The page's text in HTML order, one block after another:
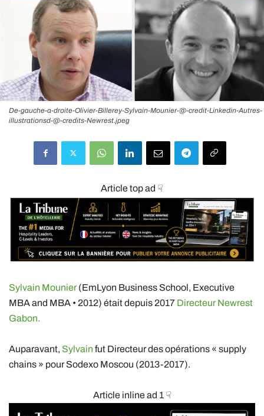
De-gauche-a-droite-Olivier-Billerey-Sylvain-Mounier-@-credit-Linkedin-Autres-
illustrationsd-@-credits-Newrest.jpeg
Article top ad ☟
Sylvain Mounier (EmLyon Business School, Executive
MBA and MBA • 2012) était depuis 2017 Directeur Newrest
Gabon.
Auparavant, Sylvain fut Directeur des opérations « supply
chains » pour Sodexo Moscou (2013-2017).
Article inline ad 1 ☟